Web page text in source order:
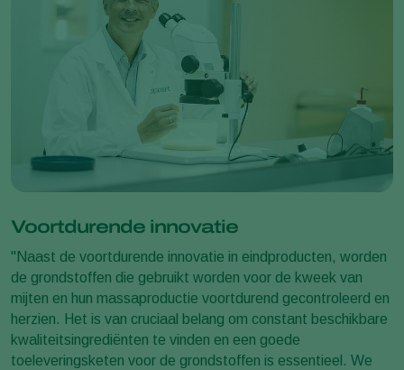
Voortdurende innovatie
"Naast de voortdurende innovatie in eindproducten, worden
de grondstoffen die gebruikt worden voor de kweek van
mijten en hun massaproductie voortdurend gecontroleerd en
herzien. Het is van cruciaal belang om constant beschikbare
kwaliteitsingrediënten te vinden en een goede
toeleveringsketen voor de grondstoffen is essentieel. We